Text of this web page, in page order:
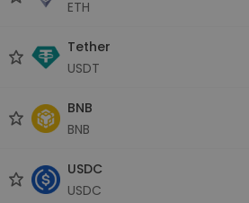
ETH
Tether
USDT
BNB
BNB
USDC
USDC